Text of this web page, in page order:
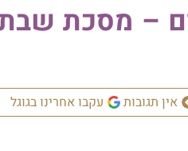
– מסכת
אין תגובות עקבו אחרינו בגוגל